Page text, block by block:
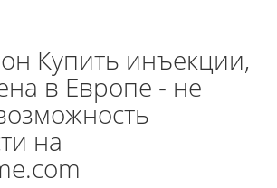
Купить инъекции,
в Европе - не
на